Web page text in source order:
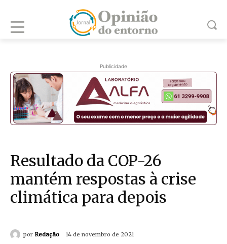
Publicidade
Resultado da COP-26
mantém respostas à crise
climática para depois
por Redação 14 de novembro de 2021